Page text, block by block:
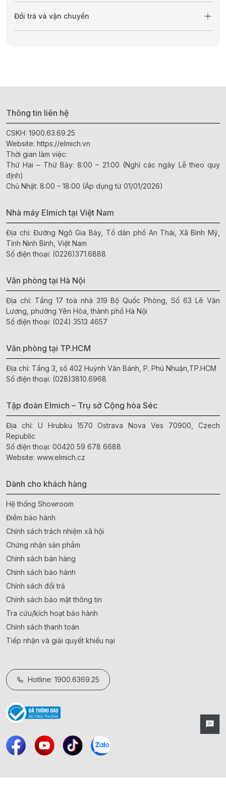
Đổi trả và vận chuyển
Thông tin liên hệ
CSKH: 1900.63.69.25
Website: https://elmich.vn
Thời gian làm việc:
Thứ Hai – Thứ Bảy: 8:00 – 21:00 (Nghỉ các ngày Lễ theo quy
định)
Chủ Nhật: 8:00 – 18:00 (Áp dụng từ 01/01/2026)
Nhà máy Elmich tại Việt Nam
Địa chỉ: Đường Ngô Gia Bảy, Tổ dân phố An Thái, Xã Bình Mỹ,
Tỉnh Ninh Bình, Việt Nam
Số điện thoại: (0226)371.6888
Văn phòng tại Hà Nội
Địa chỉ: Tầng 17 toà nhà 319 Bộ Quốc Phòng, Số 63 Lê Văn
Lương, phường Yên Hòa, thành phố Hà Nội
Số điện thoại: (024) 3513 4657
Văn phòng tại TP.HCM
Địa chỉ: Tầng 3, số 402 Huỳnh Văn Bánh, P. Phú Nhuận,TP.HCM
Số điện thoại: (028)3810.6968
Tập đoàn Elmich – Trụ sở Cộng hòa Séc
Địa chỉ: U Hrubku 1570 Ostrava Nova Ves 70900, Czech
Republic
Số điện thoại: 00420 59 678 6688
Website: www.elmich.cz
Dành cho khách hàng
Hệ thống Showroom
Điểm bảo hành
Chính sách trách nhiệm xã hội
Chứng nhận sản phẩm
Chính sách bán hàng
Chính sách bảo hành
Chính sách đổi trả
Chính sách bảo mật thông tin
Tra cứu/kích hoạt bảo hành
Chính sách thanh toán
Tiếp nhận và giải quyết khiếu nại
Hotline: 1900.6369.25